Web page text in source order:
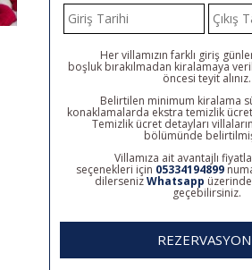
Her villamızın farklı giriş
boşluk bırakılmadan kiralamaya
öncesi teyit alınız.
Belirtilen minimum kiralama
konaklamalarda ekstra temizlik
Temizlik ücret detayları
bölümünde
Villamıza ait avantajlı
seçenekleri için 05334194899
dilersenizWhatsapp
geçebilirsiniz.